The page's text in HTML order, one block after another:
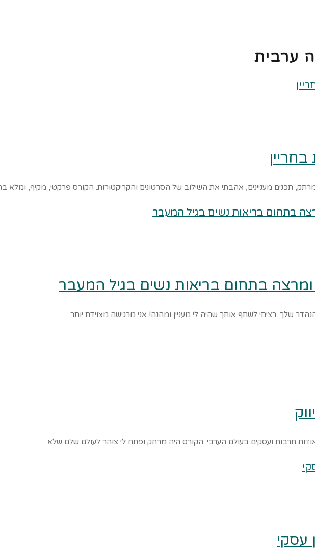
ערבית
תכנים מעניינים, אהבתי את השילוב של הסרטונים והקריקטורות. הקורס פרקטי, מקיף, ומלא
ומרצה בתחום בריאות נשים בגיל המעבר
שלך. רציתי לשתף אותך שהיה לי מעניין ומהנה! אני מרגישה מצוידת יותר
תרבות ועסקים בעולם הערבי. הקורס היה מרתק ופתח לי צוהר לעולם שלם שלא
עסקי